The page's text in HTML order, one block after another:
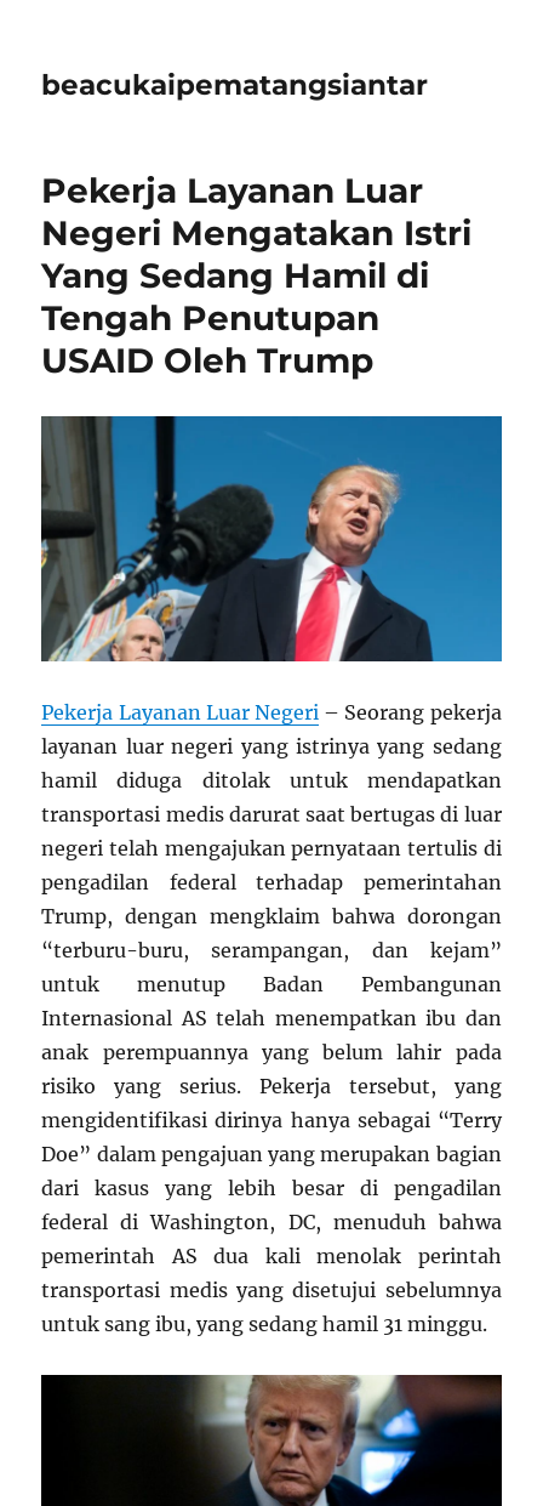
beacukaipematangsiantar
Pekerja Layanan Luar
Negeri Mengatakan Istri
Yang Sedang Hamil di
Tengah Penutupan
USAID Oleh Trump
Pekerja Layanan Luar Negeri – Seorang pekerja
layanan luar negeri yang istrinya yang sedang
hamil diduga ditolak untuk mendapatkan
transportasi medis darurat saat bertugas di luar
negeri telah mengajukan pernyataan tertulis di
pengadilan federal terhadap pemerintahan
Trump, dengan mengklaim bahwa dorongan
“terburu-buru, serampangan, dan kejam”
untuk menutup Badan Pembangunan
Internasional AS telah menempatkan ibu dan
anak perempuannya yang belum lahir pada
risiko yang serius. Pekerja tersebut, yang
mengidentifikasi dirinya hanya sebagai “Terry
Doe” dalam pengajuan yang merupakan bagian
dari kasus yang lebih besar di pengadilan
federal di Washington, DC, menuduh bahwa
pemerintah AS dua kali menolak perintah
transportasi medis yang disetujui sebelumnya
untuk sang ibu, yang sedang hamil 31 minggu.